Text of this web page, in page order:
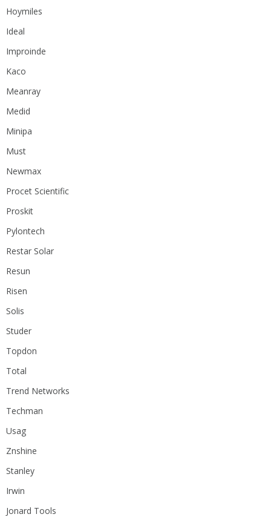
Hoymiles
Ideal
Improinde
Kaco
Meanray
Medid
Minipa
Must
Newmax
Procet Scientific
Proskit
Pylontech
Restar Solar
Resun
Risen
Solis
Studer
Topdon
Total
Trend Networks
Techman
Usag
Znshine
Stanley
Irwin
Jonard Tools